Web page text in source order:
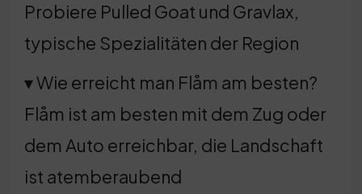
Probiere Pulled Goat und Gravlax,
typische Spezialitäten der Region
▾ Wie erreicht man Flåm am besten?
Flåm ist am besten mit dem Zug oder
dem Auto erreichbar, die Landschaft
ist atemberaubend